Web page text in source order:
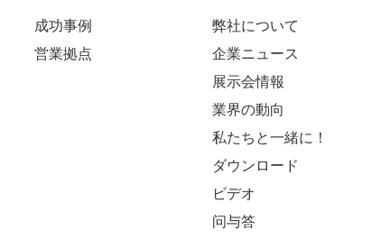
成功事例
営業拠点
弊社について
企業ニュース
展示会情報
業界の動向
私たちと一緒に！
ダウンロード
ビデオ
问与答